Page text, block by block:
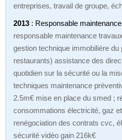
entreprises, travail de groupe,
2013 : Responsable
responsable maintenance
gestion technique immobilière du
restaurants) assistance des
quotidien sur la sécurité ou la
techniques maintenance
2.5m€ mise en place du smed ;
consommations électricité, gaz
renégociation des contrats cvc,
sécurité vidéo gain 216k€